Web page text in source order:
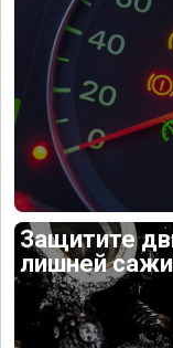
Защитите
лишней